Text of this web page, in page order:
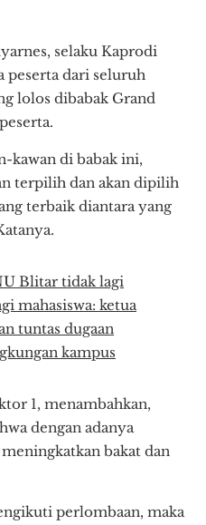
selaku Kaprodi
peserta dari seluruh
lolos dibabak Grand
kawan di babak ini,
terpilih dan akan dipilih
terbaik diantara yang
Blitar tidak lagi
mahasiswa: ketua
tuntas dugaan
kampus
1, menambahkan,
dengan adanya
bakat dan
perlombaan, maka